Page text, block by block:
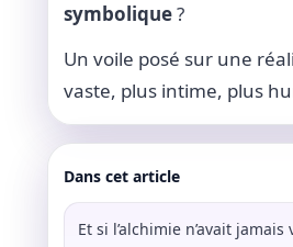
symbolique?
Un voile posé sur une
vaste, plus intime, plus
Dans cet article
Et si l’alchimie n’avait